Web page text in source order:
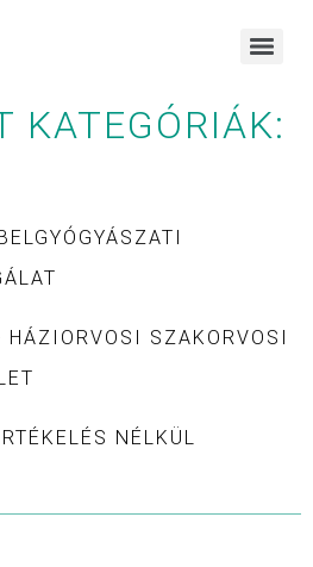
KATEGÓRIÁK:
SZAKORVOSI
NÉLKÜL